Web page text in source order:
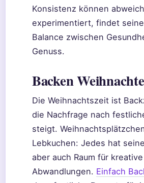
Konsistenz können
experimentiert, findet
Balance zwischen
Genuss.
Backen
Die Weihnachtszeit ist
die Nachfrage nach
steigt.
Lebkuchen: Jedes hat
aber auch Raum für kreative
Abwandlungen. Einfach